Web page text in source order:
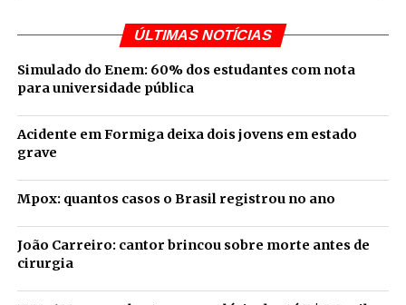
ÚLTIMAS NOTÍCIAS
Simulado do Enem: 60% dos estudantes com nota
para universidade pública
Acidente em Formiga deixa dois jovens em estado
grave
Mpox: quantos casos o Brasil registrou no ano
João Carreiro: cantor brincou sobre morte antes de
cirurgia